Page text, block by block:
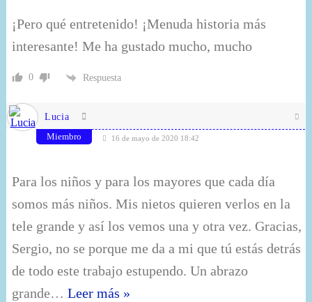
¡Pero qué entretenido! ¡Menuda historia más
interesante! Me ha gustado mucho, mucho
0 Respuesta
Lucia
Miembro
16 de mayo de 2020 18:42
Para los niños y para los mayores que cada día
somos más niños. Mis nietos quieren verlos en la
tele grande y así los vemos una y otra vez. Gracias,
Sergio, no se porque me da a mi que tú estás detrás
de todo este trabajo estupendo. Un abrazo
grande… Leer más »